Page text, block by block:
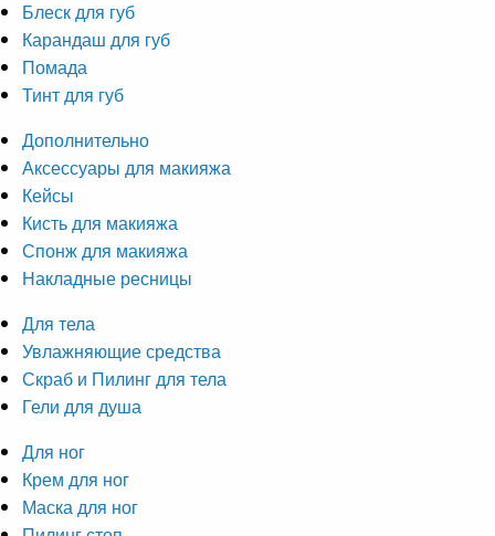
Блеск для губ
Карандаш для губ
Помада
Тинт для губ
Дополнительно
Аксессуары для макияжа
Кейсы
Кисть для макияжа
Спонж для макияжа
Накладные ресницы
Для тела
Увлажняющие средства
Скраб и Пилинг для тела
Гели для душа
Для ног
Крем для ног
Маска для ног